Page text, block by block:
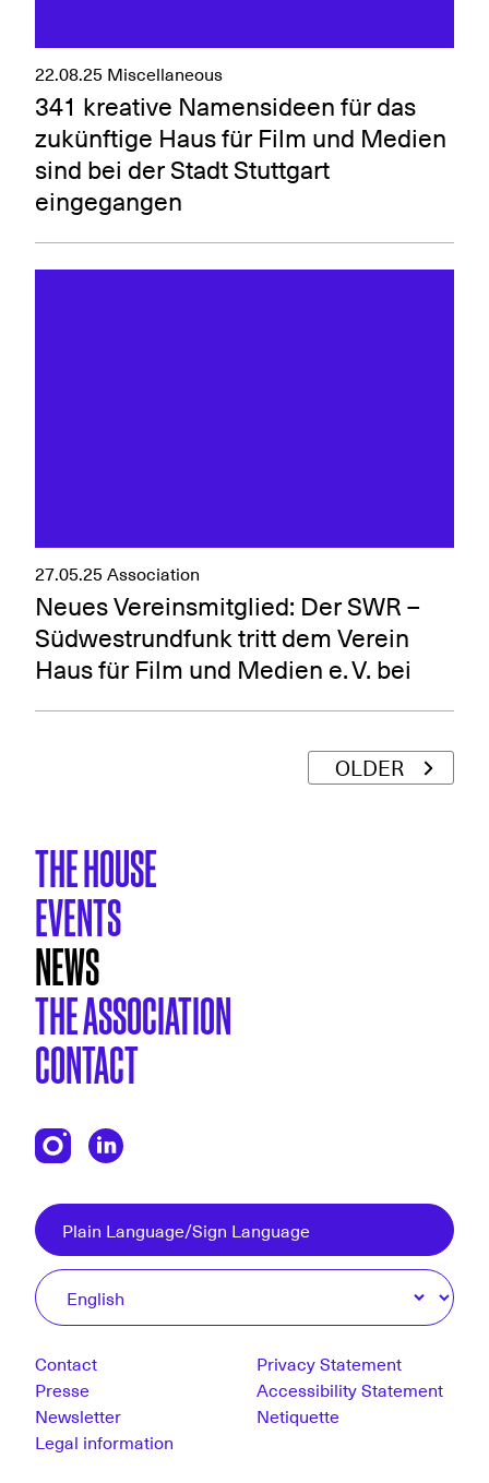
22.08.25 Miscellaneous
341 kreative Namensideen für das
zukünftige Haus für Film und Medien
sind bei der Stadt Stuttgart
eingegangen
27.05.25Association
Neues Vereinsmitglied: Der SWR –
Südwestrundfunk tritt dem Verein
Haus für Film und Medien e. V. bei
OLDER
THE HOUSE
EVENTS
NEWS
THE ASSOCIATION
CONTACT
Plain Language/Sign Language
Contact
Presse
Newsletter
Legal information
Privacy Statement
Accessibility Statement
Netiquette